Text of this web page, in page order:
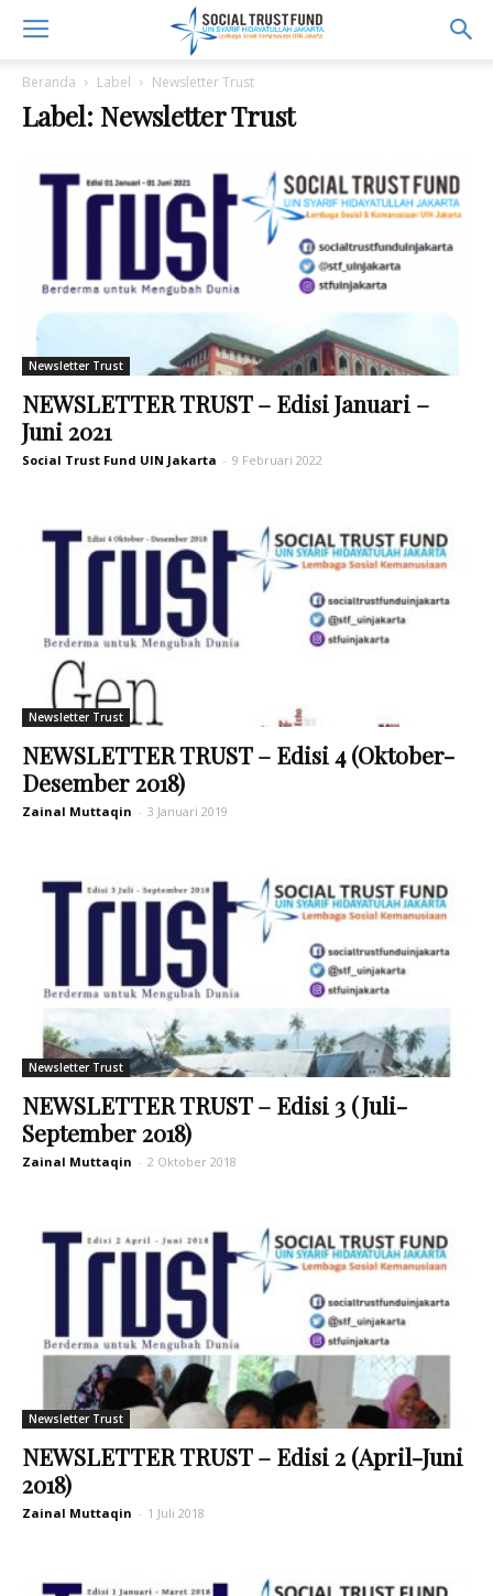
Beranda Label Newsletter Trust
Label: Newsletter Trust
Newsletter Trust
NEWSLETTER TRUST – Edisi Januari –
Juni 2021
Social Trust Fund UIN Jakarta - 9 Februari 2022
Newsletter Trust
NEWSLETTER TRUST – Edisi 4 (Oktober-
Desember 2018)
Zainal Muttaqin - 3 Januari 2019
Newsletter Trust
NEWSLETTER TRUST – Edisi 3 (Juli-
September 2018)
Zainal Muttaqin - 2 Oktober 2018
Newsletter Trust
NEWSLETTER TRUST – Edisi 2 (April-Juni
2018)
Zainal Muttaqin - 1 Juli 2018